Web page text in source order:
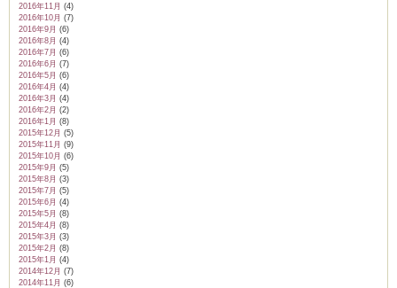
2016年11月 (4)
2016年10月 (7)
2016年9月 (6)
2016年8月 (4)
2016年7月 (6)
2016年6月 (7)
2016年5月 (6)
2016年4月 (4)
2016年3月 (4)
2016年2月 (2)
2016年1月 (8)
2015年12月 (5)
2015年11月 (9)
2015年10月 (6)
2015年9月 (5)
2015年8月 (3)
2015年7月 (5)
2015年6月 (4)
2015年5月 (8)
2015年4月 (8)
2015年3月 (3)
2015年2月 (8)
2015年1月 (4)
2014年12月 (7)
2014年11月 (6)